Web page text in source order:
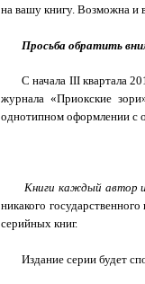
на вашу книгу. Возможна и
Просьба обратить
С начала III квартала
журнала «Приокские
однотипном оформлении с
Книги каждый автор
никакого
серийных книг.
Издание серии будет